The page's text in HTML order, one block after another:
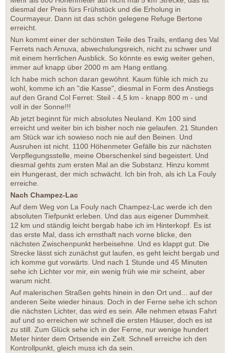
diesmal der Preis fürs Frühstück und die Erholung in
Courmayeur. Dann ist das schön gelegene Refuge Bertone
erreicht.
Nun kommt einer der schönsten Teile des Trails, entlang des Val
Ferrets nach Arnuva, abwechslungsreich, nicht zu schwer und
mit einem herrlichen Ausblick. So könnte es ewig weiter gehen,
immer auf knapp über 2000 m am Hang entlang.
Ich habe mich schon daran gewöhnt. Kaum fühle ich mich zu
wohl, komme ich an "die Kasse", diesmal in Form des Anstiegs
auf den Grand Col Ferret: Steil - 4,5 km - knapp 800 m - und
voll in der Sonne!!!
Ab jetzt beginnt für mich absolutes Neuland. Km 100 sind
erreicht und weiter bin ich bisher noch nie gelaufen. 21 Stunden
am Stück war ich sowieso noch nie auf den Beinen. Und
Ausruhen ist nicht. 1100 Höhenmeter Gefälle bis zur nächsten
Verpflegungsstelle, meine Oberschenkel sind begeistert. Und
diesmal gehts zum ersten Mal an die Substanz. Hinzu kommt
ein Hungerast, der mich schwächt. Ich bin froh, als ich La Fouly
erreiche.
Nach Champez-Lac
Auf dem Weg von La Fouly nach Champez-Lac werde ich den
absoluten Tiefpunkt erleben. Und das aus eigener Dummheit.
12 km und ständig leicht bergab habe ich im Hinterkopf. Es ist
das erste Mal, dass ich ernsthaft nach vorne blicke, den
nächsten Zwischenpunkt herbeisehne. Und es klappt gut. Die
Strecke lässt sich zunächst gut laufen, es geht leicht bergab und
ich komme gut vorwärts. Und nach 1 Stunde und 45 Minuten
sehe ich Lichter vor mir, ein wenig früh wie mir scheint, aber
warum nicht.
Auf malerischen Straßen gehts hinein in den Ort und... auf der
anderen Seite wieder hinaus. Doch in der Ferne sehe ich schon
die nächsten Lichter, das wird es sein. Alle nehmen etwas Fahrt
auf und so erreichen wir schnell die ersten Häuser, doch es ist
zu still. Zum Glück sehe ich in der Ferne, nur wenige hundert
Meter hinter dem Ortsende ein Zelt. Schnell erreiche ich den
Kontrollpunkt, gleich muss ich da sein.